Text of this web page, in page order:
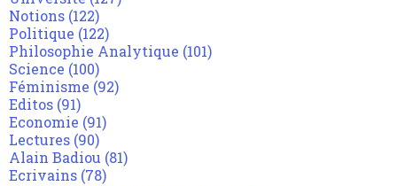
Notions (122)
Politique (122)
Philosophie Analytique (101)
Science (100)
Féminisme (92)
Editos (91)
Economie (91)
Lectures (90)
Alain Badiou (81)
Ecrivains (78)